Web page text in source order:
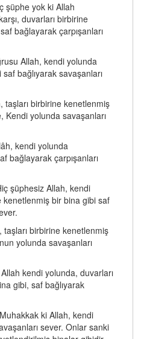
şüphe yok ki Allah
duvarları birbirine
bağlayarak çarpışanları
Allah, kendi yolunda
bağlıyarak savaşanları
taşları birbirine kenetlenmiş
Kendi yolunda savaşanları
kendi yolunda
bağlayarak çarpışanları
şüphesiz Allah, kendi
bir bina gibi saf
taşları birbirine kenetlenmiş
yolunda savaşanları
kendi yolunda, duvarları
gibi, saf bağlıyarak
ki Allah, kendi
sever. Onlar sanki